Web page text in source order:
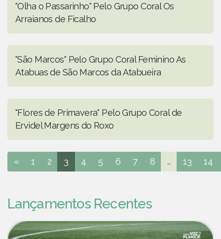
"Olha o Passarinho" Pelo Grupo Coral Os
Arraianos de Ficalho
"São Marcos" Pelo Grupo Coral Feminino As
Atabuas de São Marcos da Atabueira
"Flores de Primavera" Pelo Grupo Coral de
Ervidel Margens do Roxo
« 1 2 3 4 5 6 7 8 ... 13 14
Lançamentos Recentes